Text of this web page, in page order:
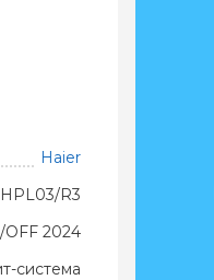
Haier
R3
OFF 2024
система